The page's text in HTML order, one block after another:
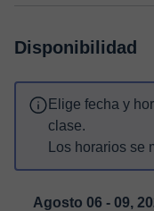
Disponibilidad
Elige fecha y
clase.
Los horarios
Agosto 06 - 09,